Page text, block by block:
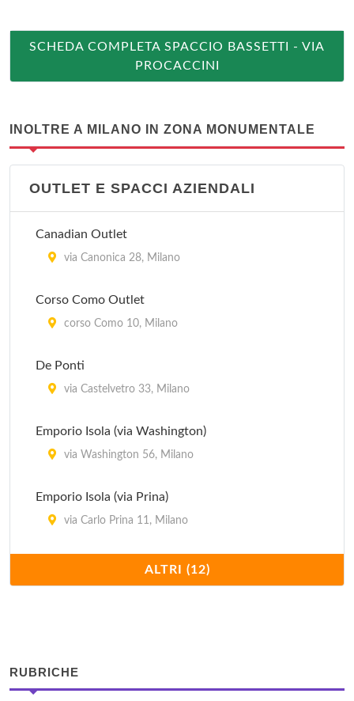
SCHEDA COMPLETA SPACCIO BASSETTI - VIA
PROCACCINI
INOLTRE A MILANO IN ZONA MONUMENTALE
OUTLET E SPACCI AZIENDALI
Canadian Outlet
via Canonica 28, Milano
Corso Como Outlet
corso Como 10, Milano
De Ponti
via Castelvetro 33, Milano
Emporio Isola (via Washington)
via Washington 56, Milano
Emporio Isola (via Prina)
via Carlo Prina 11, Milano
via Stilicone 37, Milano
Mauro Giuli
ALTRI (12)
RUBRICHE